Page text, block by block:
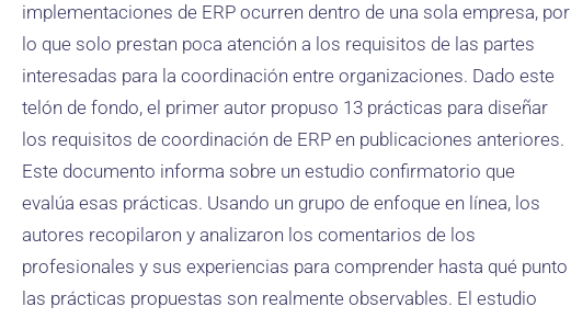
implementaciones de ERP ocurren dentro de una sola empresa, por
lo que solo prestan poca atención a los requisitos de las partes
interesadas para la coordinación entre organizaciones. Dado este
telón de fondo, el primer autor propuso 13 prácticas para diseñar
los requisitos de coordinación de ERP en publicaciones anteriores.
Este documento informa sobre un estudio confirmatorio que
evalúa esas prácticas. Usando un grupo de enfoque en línea, los
autores recopilaron y analizaron los comentarios de los
profesionales y sus experiencias para comprender hasta qué punto
las prácticas propuestas son realmente observables. El estudio